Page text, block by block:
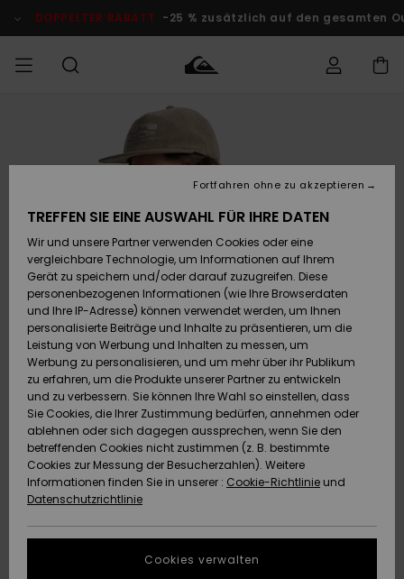
Produktinformation
DOPPELTER RABATT -25 % zusätzlich auf den gesamten
Kleidung
Accessoires
Schuhe&
Flip-Flops
Surf
Snow
Brandneu
Highlights
Kleidung
Accessoires
Schuhe&
Flip-Flops
Surf
Snow
Brandneu
Highlights
FRAUEN
Shop
Brandneu
Highlights
Snow
SURF
Surf Shop
Kinder
Highlights
Community
SNOW
Snow Shop
Snow Shop
Kinder
Snow Shop
Damen
Highlights
Community
DOPPELTER
RABATT
Outlet
KINDER
Outlet
Frauen
HILFE & KONTAKT
Auf meine
Bestellung
zugreifen
Retouren
Bezahlung
Geschenkkarte
Quiksilver
Freedom
Datenschutz
Starten Sie eine
NACHHALTIGKEIT
SHOPS
TREFFEN SIE EINE AUSWAHL FÜR IHRE DATEN
Wir und unsere Partner verwenden Cookies oder eine
vergleichbare Technologie, um Informationen auf Ihrem
Gerät zu speichern und/oder darauf zuzugreifen. Diese
personenbezogenen Informationen (wie Ihre Browserdaten
und Ihre IP-Adresse) können verwendet werden, um Ihnen
personalisierte Beiträge und Inhalte zu präsentieren, um die
Leistung von Werbung und Inhalten zu messen, um
Werbung zu personalisieren, und um mehr über ihr Publikum
zu erfahren, um die Produkte unserer Partner zu entwickeln
und zu verbessern. Sie können Ihre Wahl so einstellen, dass
Sie Cookies, die Ihrer Zustimmung bedürfen, annehmen oder
ablehnen oder sich dagegen aussprechen, wenn Sie den
betreffenden Cookies nicht zustimmen (z. B. bestimmte
Cookies zur Messung der Besucherzahlen). Weitere
Informationen finden Sie in unserer : Cookie-Richtlinie und
Datenschutzrichtlinie
Cookies verwalten
Fortfahren ohne zu akzeptieren